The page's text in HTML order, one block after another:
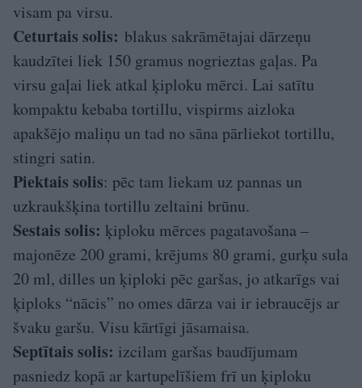
visam pa virsu.
Ceturtais solis: blakus sakrāmētajai dārzeņu
kaudzītei liek 150 gramus nogrieztas gaļas. Pa
virsu gaļai liek atkal ķiploku mērci. Lai satītu
kompaktu kebaba tortillu, vispirms aizloka
apakšējo maliņu un tad no sāna pārliekot tortillu,
stingri satin.
Piektais solis: pēc tam liekam uz pannas un
uzkraukšķina tortillu zeltaini brūnu.
Sestais solis: ķiploku mērces pagatavošana –
majonēze 200 grami, krējums 80 grami, gurķu sula
20 ml, dilles un ķiploki pēc garšas, jo atkarīgs vai
ķiploks “nācis” no omes dārza vai ir iebraucējs ar
švaku garšu. Visu kārtīgi jāsamaisa.
Septītais solis: izcilam garšas baudījumam
pasniedz kopā ar kartupelīšiem frī un ķiploku